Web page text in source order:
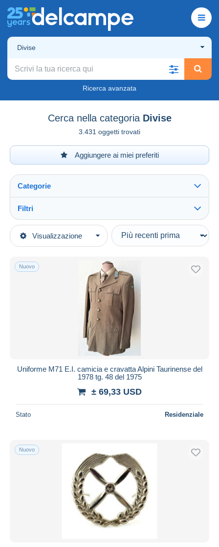
Divise
Ricerca avanzata
Cerca nella categoria Divise
3.431 oggetti trovati
Aggiungere ai miei preferiti
Visualizzazione
Categorie
Categorie principali
Divise
Filtri
Tipo di vendita
In corso
Asta con offerte
Aste senza offerte
Prezzo
Spedizione gratuita
Metodi di pagamento
PayPal
Bonifico bancario
Mastercard
Nuovo
Uniforme M71 E.I. camicia e cravatta Alpini Taurinense del
1978 tg. 48 del 1975
± 69,33 USD
Stato Residenziale
Nuovo